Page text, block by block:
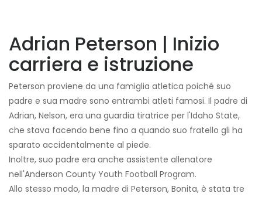
Adrian Peterson | Inizio
carriera e istruzione
Peterson proviene da una famiglia atletica poiché suo
padre e sua madre sono entrambi atleti famosi. Il padre di
Adrian, Nelson, era una guardia tiratrice per l'Idaho State,
che stava facendo bene fino a quando suo fratello gli ha
sparato accidentalmente al piede.
Inoltre, suo padre era anche assistente allenatore
nell'Anderson County Youth Football Program.
Allo stesso modo, la madre di Peterson, Bonita, è stata tre